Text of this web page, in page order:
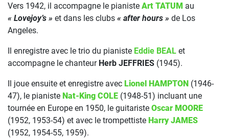
Vers 1942, il accompagne le pianiste Art TATUM au
« Lovejoy’s » et dans les clubs « after hours » de Los
Angeles.
Il enregistre avec le trio du pianiste Eddie BEAL et
accompagne le chanteur Herb JEFFRIES (1945).
Il joue ensuite et enregistre avec Lionel HAMPTON (1946-
47), le pianiste Nat-King COLE (1948-51) incluant une
tournée en Europe en 1950, le guitariste Oscar MOORE
(1952, 1953-54) et avec le trompettiste Harry JAMES
(1952, 1954-55, 1959).